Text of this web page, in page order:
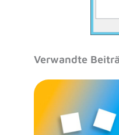
Verwandte